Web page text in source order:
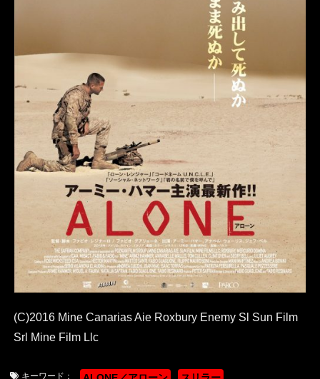
(C)2016 Mine Canarias Aie Roxbury Enemy Sl Sun Film
Srl Mine Film Llc
キーワード：